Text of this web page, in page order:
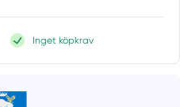
Inget köpkrav